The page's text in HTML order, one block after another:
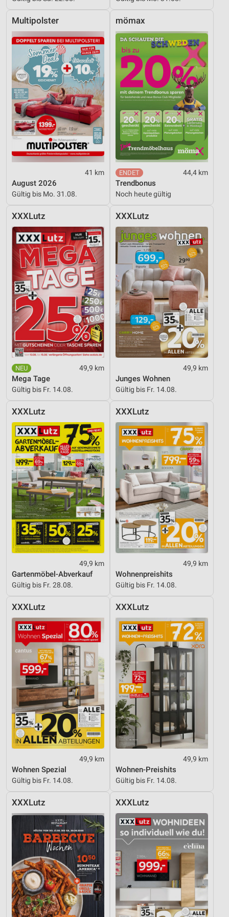
Multipolster
41 km
August 2026
Gültig bis Mo. 31.08.
mömax
44,4 km
Trendbonus
Noch heute gültig
XXXLutz
49,9 km
Mega Tage
Gültig bis Fr. 14.08.
XXXLutz
49,9 km
Junges Wohnen
Gültig bis Fr. 14.08.
XXXLutz
49,9 km
Gartenmöbel-Abverkauf
Gültig bis Fr. 28.08.
XXXLutz
49,9 km
Wohnenpreishits
Gültig bis Fr. 14.08.
XXXLutz
49,9 km
Wohnen Spezial
Gültig bis Fr. 14.08.
XXXLutz
49,9 km
Wohnen-Preishits
Gültig bis Fr. 14.08.
XXXLutz XXXLutz
Notwendig
Performance
Funktional
Werbung